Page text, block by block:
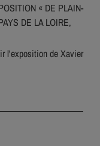
« DE PLAIN-
DE LA LOIRE,
l'exposition de Xavier